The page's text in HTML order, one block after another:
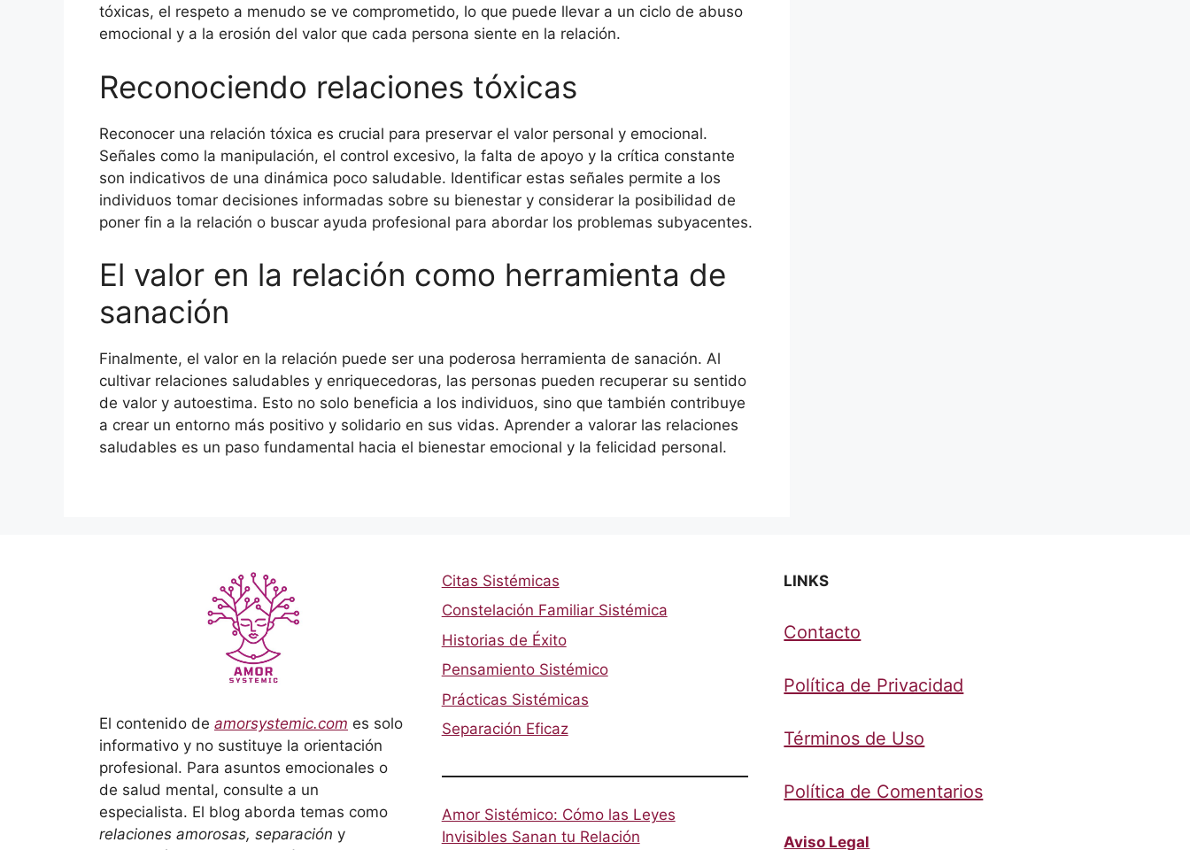
tóxicas, el respeto a menudo se ve comprometido, lo que puede llevar a un ciclo de abuso
emocional y a la erosión del valor que cada persona siente en la relación.
Reconociendo relaciones tóxicas
Reconocer una relación tóxica es crucial para preservar el valor personal y emocional.
Señales como la manipulación, el control excesivo, la falta de apoyo y la crítica constante
son indicativos de una dinámica poco saludable. Identificar estas señales permite a los
individuos tomar decisiones informadas sobre su bienestar y considerar la posibilidad de
poner fin a la relación o buscar ayuda profesional para abordar los problemas subyacentes.
El valor en la relación como herramienta de
sanación
Finalmente, el valor en la relación puede ser una poderosa herramienta de sanación. Al
cultivar relaciones saludables y enriquecedoras, las personas pueden recuperar su sentido
de valor y autoestima. Esto no solo beneficia a los individuos, sino que también contribuye
a crear un entorno más positivo y solidario en sus vidas. Aprender a valorar las relaciones
saludables es un paso fundamental hacia el bienestar emocional y la felicidad personal.
El contenido de amorsystemic.com es solo
informativo y no sustituye la orientación
profesional. Para asuntos emocionales o
de salud mental, consulte a un
especialista. El blog aborda temas como
relaciones amorosas, separación y
Citas Sistémicas
Constelación Familiar Sistémica
Historias de Éxito
Pensamiento Sistémico
Prácticas Sistémicas
Separación Eficaz
Amor Sistémico: Cómo las Leyes
Invisibles Sanan tu Relación
LINKS
Contacto
Política de Privacidad
Términos de Uso
Política de Comentarios
Aviso Legal